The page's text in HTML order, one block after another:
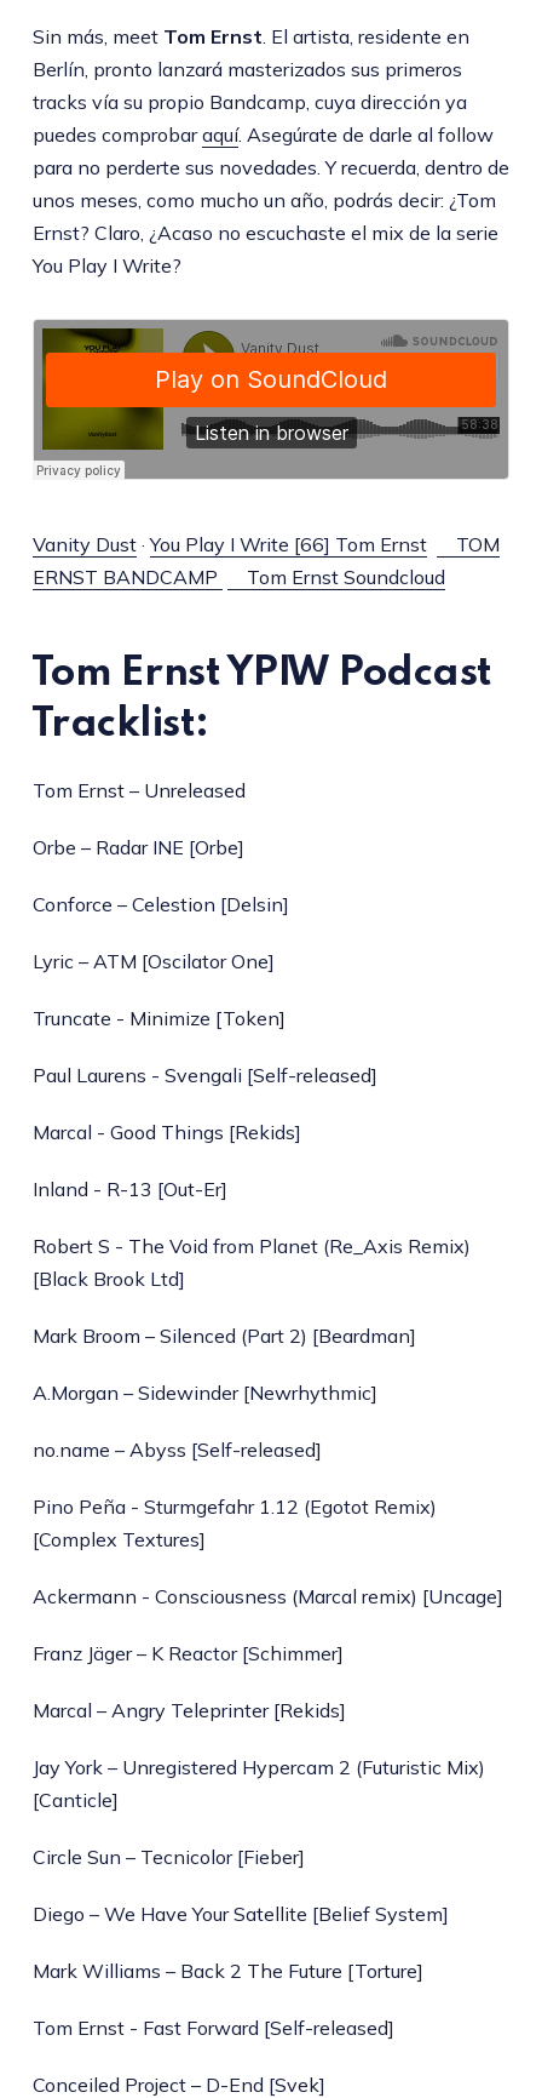
Sin más, meet Tom Ernst. El artista, residente en
Berlín, pronto lanzará masterizados sus primeros
tracks vía su propio Bandcamp, cuya dirección ya
puedes comprobaraquí. Asegúrate de darle al follow
para no perderte sus novedades. Y recuerda, dentro de
unos meses, como mucho un año, podrás decir: ¿Tom
Ernst? Claro, ¿Acaso no escuchaste el mix de la serie
You Play I Write?
Vanity Dust·You Play I Write [66] Tom Ernst
TOM
ERNST BANDCAMP
Tom Ernst Soundcloud
Tom Ernst YPIW Podcast
Tracklist:
Tom Ernst – Unreleased
Orbe – Radar INE [Orbe]
Conforce – Celestion [Delsin]
Lyric – ATM [Oscilator One]
Truncate - Minimize [Token]
Paul Laurens - Svengali [Self-released]
Marcal - Good Things [Rekids]
Inland - R-13 [Out-Er]
Robert S - The Void from Planet (Re_Axis Remix)
[Black Brook Ltd]
Mark Broom – Silenced (Part 2) [Beardman]
A.Morgan – Sidewinder [Newrhythmic]
no.name – Abyss [Self-released]
Pino Peña - Sturmgefahr 1.12 (Egotot Remix)
[Complex Textures]
Ackermann - Consciousness (Marcal remix) [Uncage]
Franz Jäger – K Reactor [Schimmer]
Marcal – Angry Teleprinter [Rekids]
Jay York – Unregistered Hypercam 2 (Futuristic Mix)
[Canticle]
Circle Sun – Tecnicolor [Fieber]
Diego – We Have Your Satellite [Belief System]
Mark Williams – Back 2 The Future [Torture]
Tom Ernst - Fast Forward [Self-released]
Conceiled Project – D-End [Svek]